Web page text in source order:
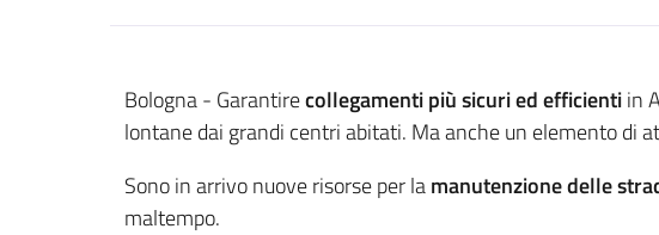
Contenuto
Bologna - Garantirecollegamenti più sicuri ed efficientiin
lontane dai grandi centri abitati. Ma anche un elemento
Sono in arrivo nuove risorse per lamanutenzione delle
maltempo.